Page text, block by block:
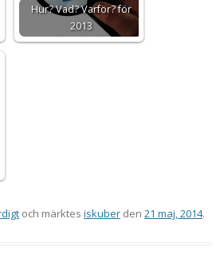
Hur? Vad? Varför? för
2013
och märktes iskuber den 21 maj, 2014.